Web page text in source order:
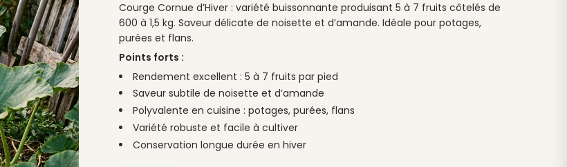
Courge Cornue d’Hiver : variété buissonnante produisant 5 à 7 fruits côtelés de
600 à 1,5 kg. Saveur délicate de noisette et d’amande. Idéale pour potages,
purées et flans.
Points forts :
Rendement excellent : 5 à 7 fruits par pied
Saveur subtile de noisette et d’amande
Polyvalente en cuisine : potages, purées, flans
Variété robuste et facile à cultiver
Conservation longue durée en hiver